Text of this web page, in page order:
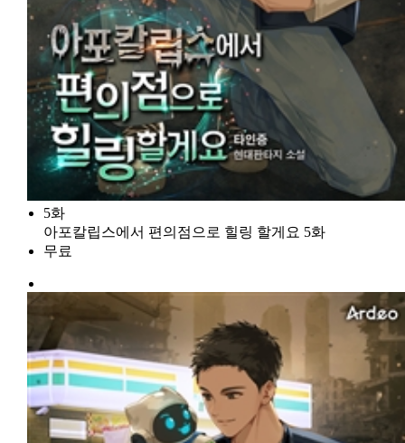
5화
아포칼립스에서 편의점으로 힐링 할게요 5화
무료